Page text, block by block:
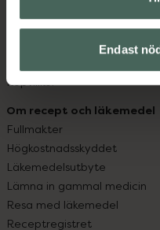
Endast
Leverans, betalning och
Sajtens tillgänglighet
Köpvillkor
Om recept och läkemedel
Fullmakter
Högkostnadsskyddet
Läkemedelsutbyte
Lämna in gammal medicin
Resa med läkemedel
Receptregistret